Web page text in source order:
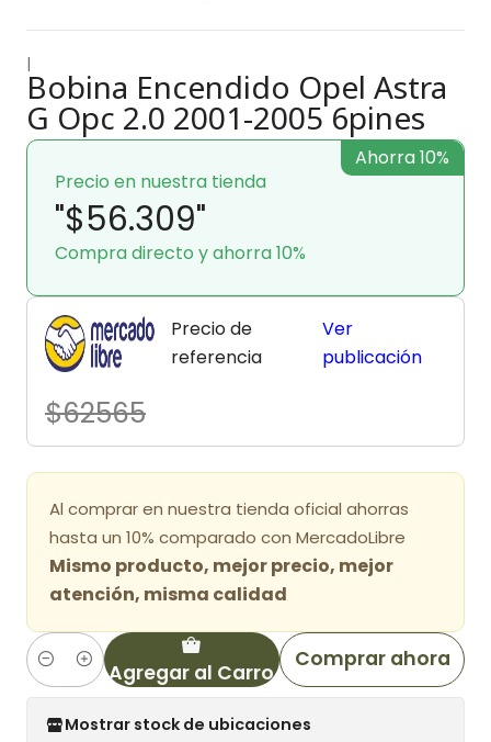
|
Bobina Encendido Opel Astra
G Opc 2.0 2001-2005 6pines
Precio en nuestra tienda
"$56.309"
Compra directo y ahorra 10%
Ahorra 10%
Precio de
referencia
$62565
Ver
publicación
Al comprar en nuestra tienda oficial ahorras
hasta un 10% comparado con MercadoLibre
Mismo producto, mejor precio, mejor
atención, misma calidad
Cantidad Agregar al Carro
Comprar ahora
Mostrar stock de ubicaciones